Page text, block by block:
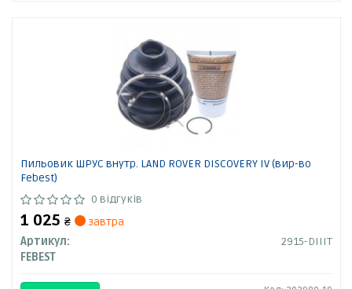
Пильовик ШРУС внутр. LAND ROVER DISCOVERY IV (вир-во
Febest)
0 відгуків
1 025 ₴
завтра
Артикул:
2915-DIIIT
FEBEST